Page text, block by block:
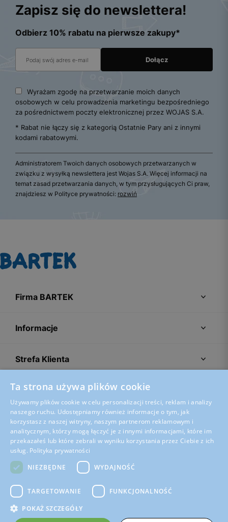
Zapisz się do newslettera!
Odbierz 10% rabatu na pierwsze zakupy*
Wyrażam zgodę na przetwarzanie moich danych
osobowych w celu prowadzenia marketingu bezpośredniego
za pośrednictwem poczty elektronicznej przez WOJAS S.A.
* Rabat nie łączy się z kategorią Ostatnie Pary ani z innymi
kodami rabatowymi.
Administratorem Twoich danych osobowych przetwarzanych w
związku z wysyłką newslettera jest Wojas S.A. Więcej informacji na
temat zasad przetwarzania danych, w tym przysługujących Ci praw,
znajdziesz w Polityce prywatności: rozwiń
Firma BARTEK
Informacje
Strefa Klienta
Porady
Ta strona używa plików cookie
Używamy plików cookie w celu personalizacji treści, reklam i analizy
naszego ruchu. Udostępniamy również informacje o tym, jak
korzystasz z naszej witryny, naszym partnerom reklamowym i
analitycznym, którzy mogą łączyć je z innymi informacjami, które im
przekazałeś lub które zebrali w wyniku korzystania przez Ciebie z ich
usług. Polityka prywatności
NIEZBĘDNE
WYDAJNOŚĆ
TARGETOWANIE FUNKCJONALNOŚĆ
POKAŻ SZCZEGÓŁY